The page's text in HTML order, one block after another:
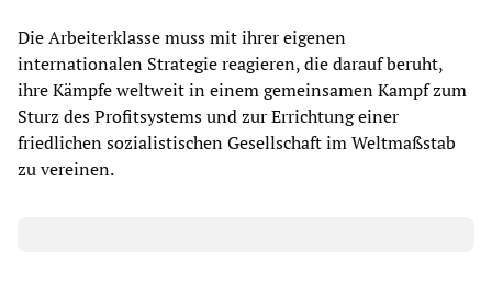
Die Arbeiterklasse muss mit ihrer eigenen
internationalen Strategie reagieren, die darauf beruht,
ihre Kämpfe weltweit in einem gemeinsamen Kampf zum
Sturz des Profitsystems und zur Errichtung einer
friedlichen sozialistischen Gesellschaft im Weltmaßstab
zu vereinen.